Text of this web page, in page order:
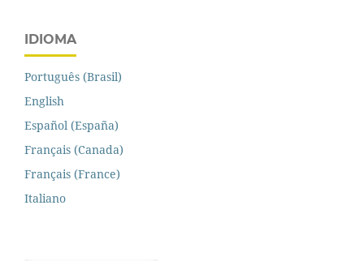
IDIOMA
Português (Brasil)
English
Español (España)
Français (Canada)
Français (France)
Italiano